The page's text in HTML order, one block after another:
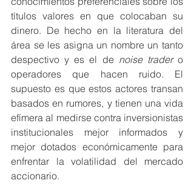
títulos valores en que colocaban su
dinero. De hecho en la literatura del
área se les asigna un nombre un tanto
despectivo y es el de noise trader o
operadores que hacen ruido. El
supuesto es que estos actores transan
basados en rumores, y tienen una vida
efímera al medirse contra inversionistas
institucionales mejor informados y
mejor dotados económicamente para
enfrentar la volatilidad del mercado
accionario.